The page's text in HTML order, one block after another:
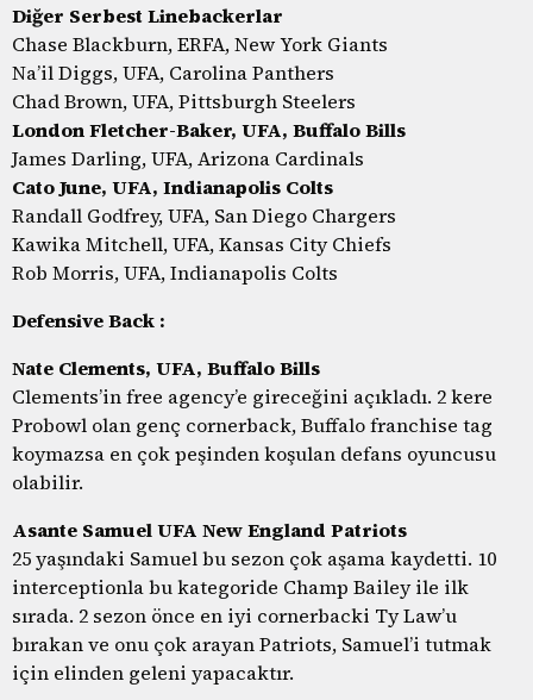
Diğer Serbest Linebackerlar
Chase Blackburn, ERFA, New York Giants
Na’il Diggs, UFA, Carolina Panthers
Chad Brown, UFA, Pittsburgh Steelers
London Fletcher-Baker, UFA, Buffalo Bills
James Darling, UFA, Arizona Cardinals
Cato June, UFA, Indianapolis Colts
Randall Godfrey, UFA, San Diego Chargers
Kawika Mitchell, UFA, Kansas City Chiefs
Rob Morris, UFA, Indianapolis Colts
Defensive Back :
Nate Clements, UFA, Buffalo Bills
Clements’in free agency’e gireceğini açıkladı. 2 kere
Probowl olan genç cornerback, Buffalo franchise tag
koymazsa en çok peşinden koşulan defans oyuncusu
olabilir.
Asante Samuel UFA New England Patriots
25 yaşındaki Samuel bu sezon çok aşama kaydetti. 10
interceptionla bu kategoride Champ Bailey ile ilk
sırada. 2 sezon önce en iyi cornerbacki Ty Law’u
bırakan ve onu çok arayan Patriots, Samuel’i tutmak
için elinden geleni yapacaktır.